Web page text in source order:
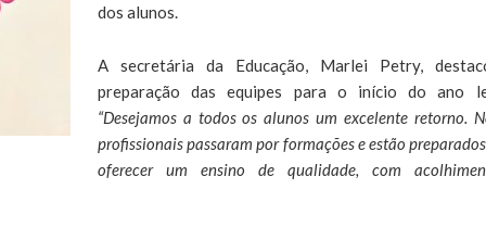
dos alunos.
A secretária da Educação, Marlei Petry,
preparação das equipes para o início do ano
“Desejamos a todos os alunos um excelente retorno.
profissionais passaram por formações e estão
oferecer um ensino de qualidade, com